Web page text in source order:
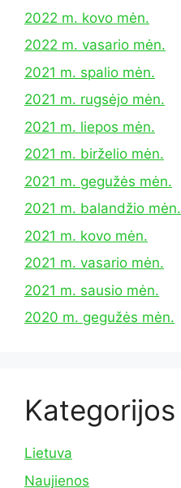
2022 m. kovo mėn.
2022 m. vasario mėn.
2021 m. spalio mėn.
2021 m. rugsėjo mėn.
2021 m. liepos mėn.
2021 m. birželio mėn.
2021 m. gegužės mėn.
2021 m. balandžio mėn.
2021 m. kovo mėn.
2021 m. vasario mėn.
2021 m. sausio mėn.
2020 m. gegužės mėn.
Kategorijos
Lietuva
Naujienos